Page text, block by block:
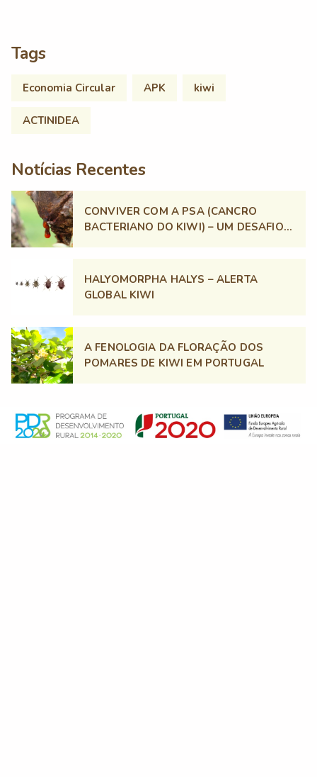
Tags
Economia Circular APK kiwi
ACTINIDEA
Notícias Recentes
CONVIVER COM A PSA (CANCRO
BACTERIANO DO KIWI) – UM DESAFIO
HALYOMORPHA HALYS – ALERTA
GLOBAL KIWI
A FENOLOGIA DA FLORAÇÃO DOS
POMARES DE KIWI EM PORTUGAL